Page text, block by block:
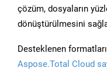
çözüm, dosyaların
dönüştürülmesini
Desteklenen
Aspose.Total Cloud